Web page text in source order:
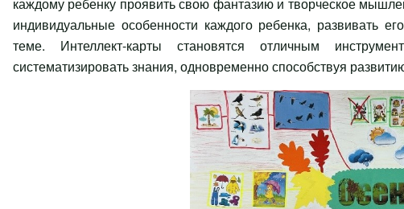
каждому ребенку проявить свою фантазию и творческое
индивидуальные особенности каждого ребенка, развивать
теме. Интеллект-карты становятся отличным
систематизировать знания, одновременно способствуя